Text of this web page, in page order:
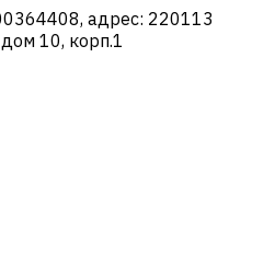
адрес: 220113
10, корп.1